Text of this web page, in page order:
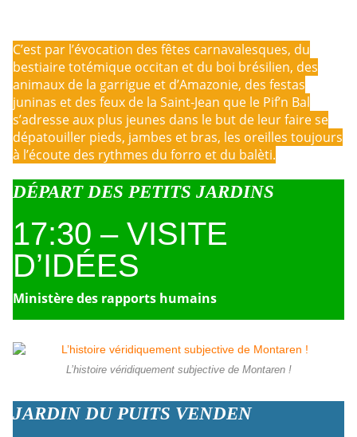
C’est par l’évocation des fêtes carnavalesques, du
bestiaire totémique occitan et du boi brésilien, des
animaux de la garrigue et d’Amazonie, des festas
juninas et des feux de la Saint-Jean que le Pif’n Bal
s’adresse aux plus jeunes dans le but de leur faire se
dépatouiller pieds, jambes et bras, les oreilles toujours
à l’écoute des rythmes du forro et du balèti.
DÉPART DES PETITS JARDINS
17:30 – VISITE
D’IDÉES
Ministère des rapports humains
L’histoire véridiquement subjective de Montaren !
JARDIN DU PUITS VENDEN